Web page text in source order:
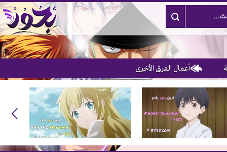
أعمال الفرق الأخرى